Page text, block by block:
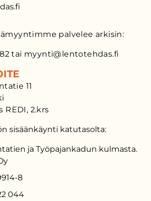
palvelee arkisin:
tai myynti@lentotehdas.fi
11
REDI, 2.krs
sisäänkäynti katutasolta:
ja Työpajankadun kulmasta.
8
044